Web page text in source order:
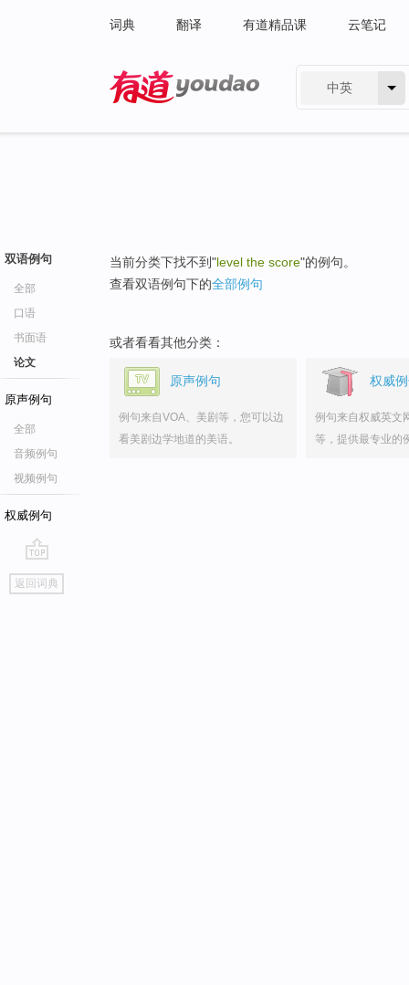
词典 翻译 有道精品课 云笔记
中英
双语例句
全部
口语
书面语
论文
原声例句
全部
音频例句
视频例句
权威例句
go
top
返回词典
当前分类下找不到"level the score"的例句。
查看双语例句下的全部例句
或者看看其他分类：
原声例句
例句来自VOA、美剧等，您可以边
看美剧边学地道的美语。
权威
例句来自权威英文
等，提供最专业的